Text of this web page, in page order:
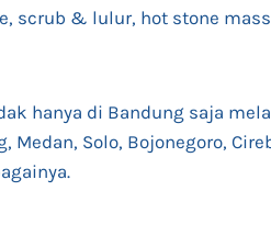
scrub & lulur, hot stone
hanya di Bandung saja
Medan, Solo, Bojonegoro,